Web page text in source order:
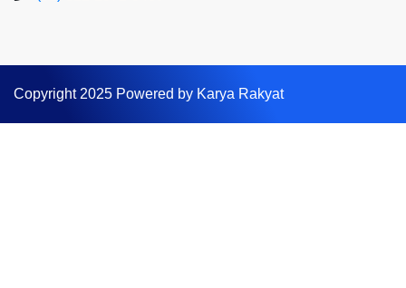
Copyright 2025 Powered by Karya Rakyat